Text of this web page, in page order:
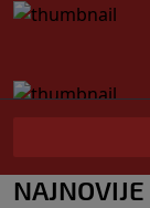
NAJNOVIJE